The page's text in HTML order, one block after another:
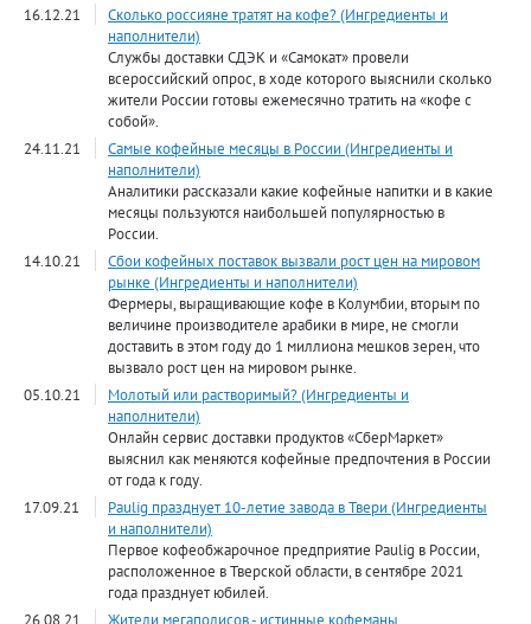
16.12.21
Сколько россияне тратят на кофе? (Ингредиенты и
наполнители)
Службы доставки СДЭК и «Самокат» провели
всероссийский опрос, в ходе которого выяснили сколько
жители России готовы ежемесячно тратить на «кофе с
собой».
24.11.21
Самые кофейные месяцы в России (Ингредиенты и
наполнители)
Аналитики рассказали какие кофейные напитки и в какие
месяцы пользуются наибольшей популярностью в
России.
14.10.21
Сбои кофейных поставок вызвали рост цен на мировом
рынке (Ингредиенты и наполнители)
Фермеры, выращивающие кофе в Колумбии, вторым по
величине производителе арабики в мире, не смогли
доставить в этом году до 1 миллиона мешков зерен, что
вызвало рост цен на мировом рынке.
05.10.21
Молотый или растворимый? (Ингредиенты и
наполнители)
Онлайн сервис доставки продуктов «СберМаркет»
выяснил как меняются кофейные предпочтения в России
от года к году.
17.09.21
Paulig празднует 10-летие завода в Твери (Ингредиенты
и наполнители)
Первое кофеобжарочное предприятие Paulig в России,
расположенное в Тверской области, в сентябре 2021
года празднует юбилей.
26.08.21
Жители мегаполисов - истинные кофеманы